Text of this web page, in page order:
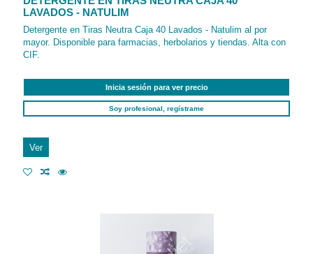
LAVADOS - NATULIM
Detergente en Tiras Neutra Caja 40 Lavados - Natulim al por
mayor. Disponible para farmacias, herbolarios y tiendas. Alta con
CIF.
Inicia sesión para ver precio
Soy profesional, regístrame
Ver